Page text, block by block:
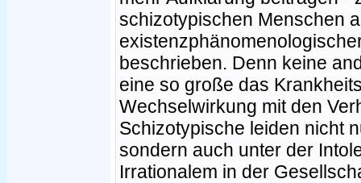
schizotypischen Menschen
beschrieben. Denn keine
eine so große das
Wechselwirkung mit den
Schizotypische leiden nicht
sondern auch unter der
Irrationalem in der